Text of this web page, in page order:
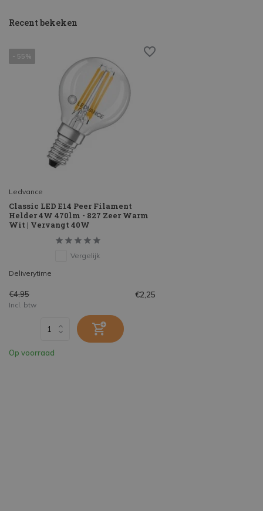
Recent bekeken
- 55%
Ledvance
Classic LED E14 Peer Filament
Helder 4W 470lm - 827 Zeer Warm
Wit | Vervangt 40W
Vergelijk
Deliverytime
€4,95 €2,25
Incl. btw
Op voorraad